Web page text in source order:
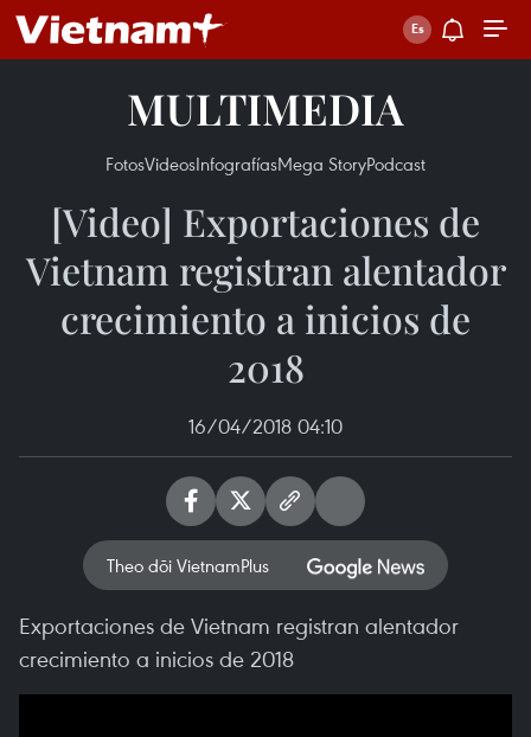
MULTIMEDIA
FotosVideosInfografíasMega StoryPodcast
[Video] Exportaciones de
Vietnam registran alentador
crecimiento a inicios de
2018
16/04/2018 04:10
Theo dõi VietnamPlus
Exportaciones de Vietnam registran alentador
crecimiento a inicios de 2018